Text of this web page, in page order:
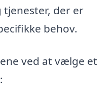
der er
behov.
ved at vælge et